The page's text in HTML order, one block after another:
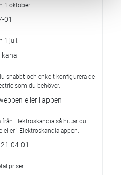
1 oktober.
01
1 juli.
snabbt och enkelt konfigurera de
som du behöver.
eller i appen
Elektroskandia så hittar du
eller i Elektro­skandia-appen.
04-01